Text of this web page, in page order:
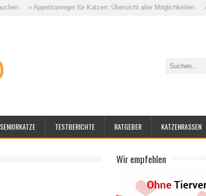
» Appetitanreger für Katzen: Übersicht aller Möglichkeiten »
SENIORKATZE TESTBERICHTE RATGEBER KATZENRASSEN
Wir empfehlen